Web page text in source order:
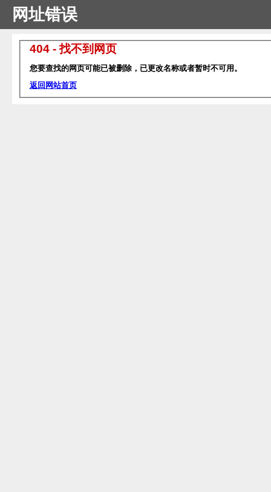
网址错误
404 - 找不到网页
您要查找的网页可能已被删除，已更改名称或者暂时不可用。
返回网站首页